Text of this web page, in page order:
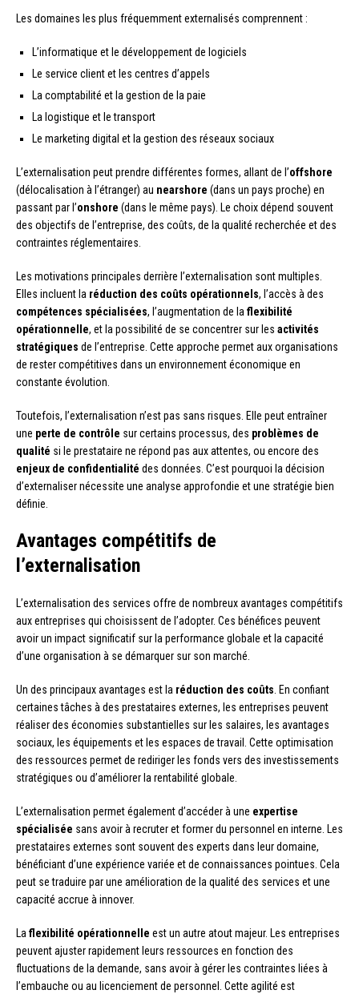
Les domaines les plus fréquemment externalisés comprennent :
L’informatique et le développement de logiciels
Le service client et les centres d’appels
La comptabilité et la gestion de la paie
La logistique et le transport
Le marketing digital et la gestion des réseaux sociaux
L’externalisation peut prendre différentes formes, allant de l’offshore
(délocalisation à l’étranger) au nearshore (dans un pays proche) en
passant par l’onshore (dans le même pays). Le choix dépend souvent
des objectifs de l’entreprise, des coûts, de la qualité recherchée et des
contraintes réglementaires.
Les motivations principales derrière l’externalisation sont multiples.
Elles incluent la réduction des coûts opérationnels, l’accès à des
compétences spécialisées, l’augmentation de la flexibilité
opérationnelle, et la possibilité de se concentrer sur les activités
stratégiques de l’entreprise. Cette approche permet aux organisations
de rester compétitives dans un environnement économique en
constante évolution.
Toutefois, l’externalisation n’est pas sans risques. Elle peut entraîner
une perte de contrôle sur certains processus, des problèmes de
qualité si le prestataire ne répond pas aux attentes, ou encore des
enjeux de confidentialité des données. C’est pourquoi la décision
d’externaliser nécessite une analyse approfondie et une stratégie bien
définie.
Avantages compétitifs de
l’externalisation
L’externalisation des services offre de nombreux avantages compétitifs
aux entreprises qui choisissent de l’adopter. Ces bénéfices peuvent
avoir un impact significatif sur la performance globale et la capacité
d’une organisation à se démarquer sur son marché.
Un des principaux avantages est la réduction des coûts . En confiant
certaines tâches à des prestataires externes, les entreprises peuvent
réaliser des économies substantielles sur les salaires, les avantages
sociaux, les équipements et les espaces de travail. Cette optimisation
des ressources permet de rediriger les fonds vers des investissements
stratégiques ou d’améliorer la rentabilité globale.
L’externalisation permet également d’accéder à une expertise
spécialisée sans avoir à recruter et former du personnel en interne. Les
prestataires externes sont souvent des experts dans leur domaine,
bénéficiant d’une expérience variée et de connaissances pointues. Cela
peut se traduire par une amélioration de la qualité des services et une
capacité accrue à innover.
La flexibilité opérationnelle est un autre atout majeur. Les entreprises
peuvent ajuster rapidement leurs ressources en fonction des
fluctuations de la demande, sans avoir à gérer les contraintes liées à
l’embauche ou au licenciement de personnel. Cette agilité est